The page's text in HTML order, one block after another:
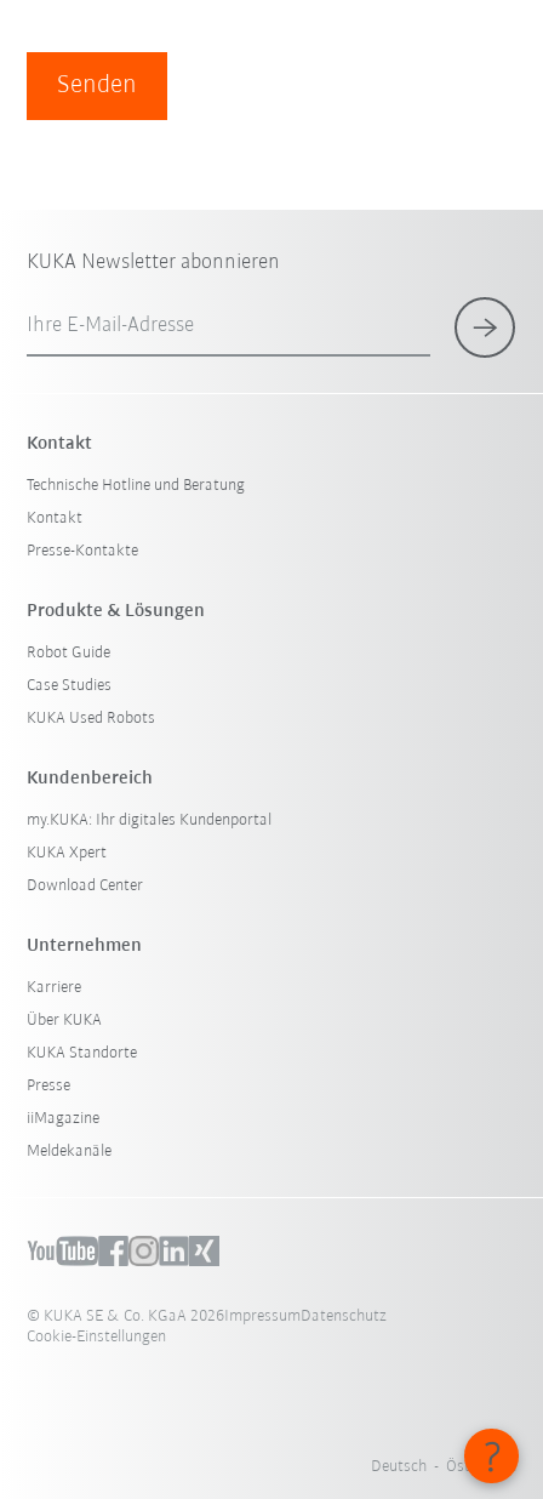
Senden
KUKA Newsletter abonnieren
Ihre E-Mail-Adresse
Kontakt
Technische Hotline und Beratung
Kontakt
Presse-Kontakte
Produkte & Lösungen
Robot Guide
Case Studies
KUKA Used Robots
Kundenbereich
my.KUKA: Ihr digitales Kundenportal
KUKA Xpert
Download Center
Unternehmen
Karriere
Über KUKA
KUKA Standorte
Presse
iiMagazine
Meldekanäle
© KUKA SE & Co. KGaA 2026ImpressumDatenschutz
Cookie-Einstellungen
Deutsch - Österreich